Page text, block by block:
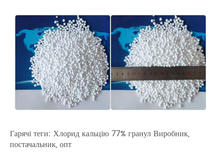
Гарячі теги: Хлорид кальцію 77% гранул Виробник,
постачальник, опт